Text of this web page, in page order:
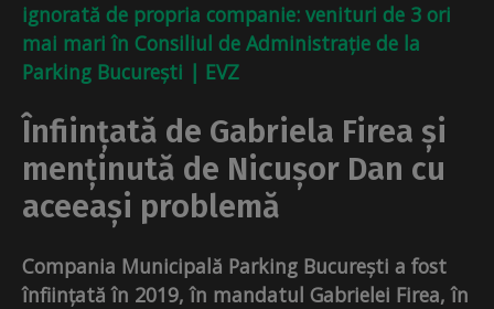
ignorată de propria companie: venituri de 3 ori
mai mari în Consiliul de Administrație de la
Parking București | EVZ
Înființată de Gabriela Firea și
menținută de Nicușor Dan cu
aceeași problemă
Compania Municipală Parking București a fost
înființată în 2019, în mandatul Gabrielei Firea, în